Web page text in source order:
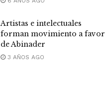
Artistas e intelectuales
forman movimiento a favor
de Abinader
3 AÑOS AGO